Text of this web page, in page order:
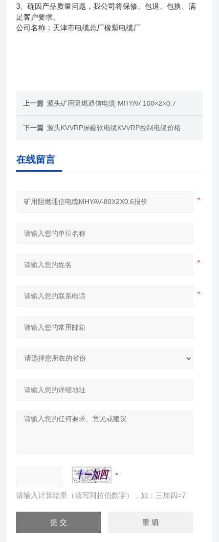
3、确因产品质量问题，我公司将保修、包退、包换、满
足客户要求。
公司名称：天津市电缆总厂橡塑电缆厂
上一篇 源头矿用阻燃通信电缆-MHYAV-100×2×0.7
下一篇 源头KVVRP屏蔽软电缆KVVRP控制电缆价格
在线留言
请输入计算结果（填写阿拉伯数字），如：三加四=7